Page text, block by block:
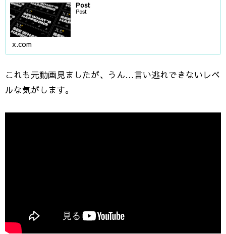
Post
Post
x.com
これも元動画見ましたが、うん…言い逃れできないレベ
ルな気がします。